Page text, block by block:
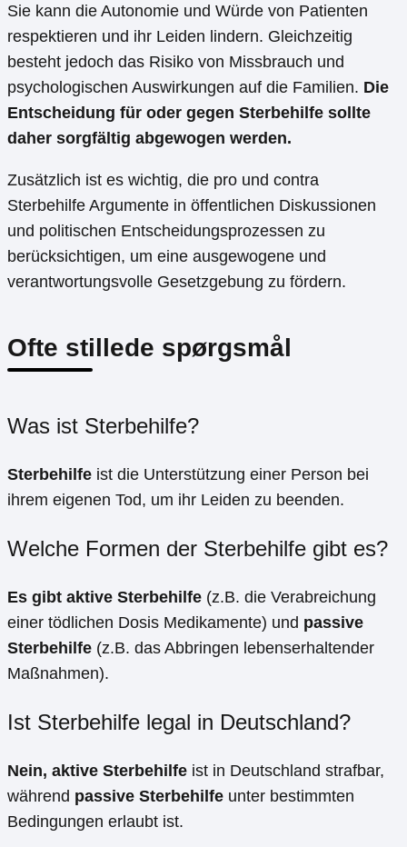
Sie kann die Autonomie und Würde von Patienten
respektieren und ihr Leiden lindern. Gleichzeitig
besteht jedoch das Risiko von Missbrauch und
psychologischen Auswirkungen auf die Familien. Die
Entscheidung für oder gegen Sterbehilfe sollte
daher sorgfältig abgewogen werden.
Zusätzlich ist es wichtig, die pro und contra
Sterbehilfe Argumente in öffentlichen Diskussionen
und politischen Entscheidungsprozessen zu
berücksichtigen, um eine ausgewogene und
verantwortungsvolle Gesetzgebung zu fördern.
Ofte stillede spørgsmål
Was ist Sterbehilfe?
Sterbehilfe ist die Unterstützung einer Person bei
ihrem eigenen Tod, um ihr Leiden zu beenden.
Welche Formen der Sterbehilfe gibt es?
Es gibt aktive Sterbehilfe (z.B. die Verabreichung
einer tödlichen Dosis Medikamente) und passive
Sterbehilfe (z.B. das Abbringen lebenserhaltender
Maßnahmen).
Ist Sterbehilfe legal in Deutschland?
Nein, aktive Sterbehilfe ist in Deutschland strafbar,
während passive Sterbehilfe unter bestimmten
Bedingungen erlaubt ist.